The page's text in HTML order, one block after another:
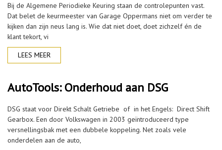
Bij de Algemene Periodieke Keuring staan de controlepunten vast.
Dat belet de keurmeester van Garage Oppermans niet om verder te
kijken dan zijn neus lang is. Wie dat niet doet, doet zichzelf én de
klant tekort, vi
LEES MEER
AutoTools: Onderhoud aan DSG
DSG staat voor Direkt Schalt Getriebe of in het Engels: Direct Shift
Gearbox. Een door Volkswagen in 2003 geïntroduceerd type
versnellingsbak met een dubbele koppeling. Net zoals vele
onderdelen aan de auto,